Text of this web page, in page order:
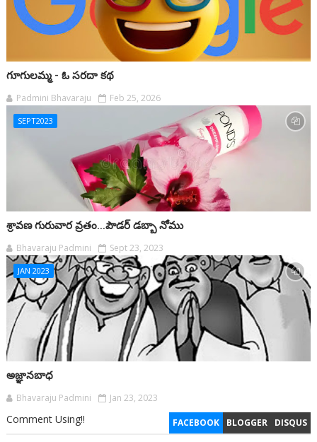
గూగులమ్మ - ఓ సరదా కథ
Padmini Bhavaraju Feb 25, 2026
SEPT2023
శ్రావణ గురువార వ్రతం...పౌడర్ డబ్బా నోము
Bhavaraju Padmini Sept 23, 2023
JAN 2023
అజ్ఞానబాధ
Bhavaraju Padmini Jan 23, 2023
FACEBOOK BLOGGER DISQUS
Comment Using!!